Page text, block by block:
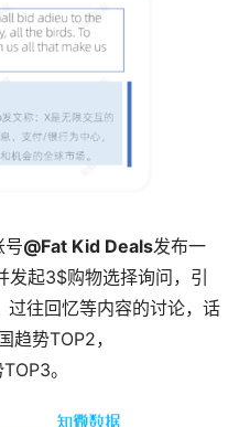
号@Fat Kid Deals发布一
起3$购物选择询问，引
过往回忆等内容的讨论，话
势TOP2，
。